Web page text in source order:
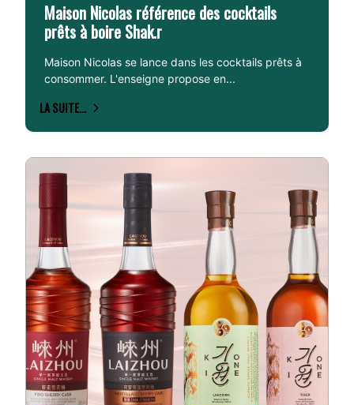
Maison Nicolas référence des cocktails
prêts à boire Shak.r
Maison Nicolas se lance dans les cocktails prêts à
consommer. L'enseigne propose en...
LA SUITE...